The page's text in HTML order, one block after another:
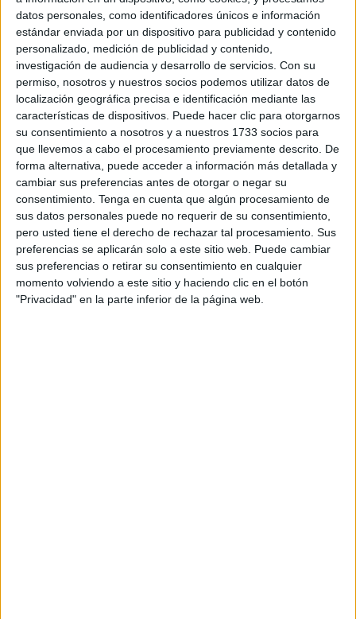
datos personales, como identificadores únicos e información
estándar enviada por un dispositivo para publicidad y contenido
personalizado, medición de publicidad y contenido,
investigación de audiencia y desarrollo de servicios. Con su
permiso, nosotros y nuestros socios podemos utilizar datos de
localización geográfica precisa e identificación mediante las
características de dispositivos. Puede hacer clic para otorgarnos
su consentimiento a nosotros y a nuestros 1733 socios para
que llevemos a cabo el procesamiento previamente descrito. De
forma alternativa, puede acceder a información más detallada y
cambiar sus preferencias antes de otorgar o negar su
consentimiento. Tenga en cuenta que algún procesamiento de
sus datos personales puede no requerir de su consentimiento,
pero usted tiene el derecho de rechazar tal procesamiento. Sus
preferencias se aplicarán solo a este sitio web. Puede cambiar
sus preferencias o retirar su consentimiento en cualquier
momento volviendo a este sitio y haciendo clic en el botón
"Privacidad" en la parte inferior de la página web.
categoría masculina como femenina, entre los que se
encontraron deportistas de muchas nacionalidades y
procedentes de diversos lugares. También desde Ceuta,
que estuvo presente a través del Club de Triatlón
Tridingo.
Así les fue a los triatletas caballas